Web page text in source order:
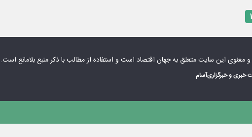
۱
معنوی این سایت متعلق بهجهان اقتصاد است و استفاده از مطالب با ذکر منبع بلامانع است.
خبری و خبرگزاریآسام